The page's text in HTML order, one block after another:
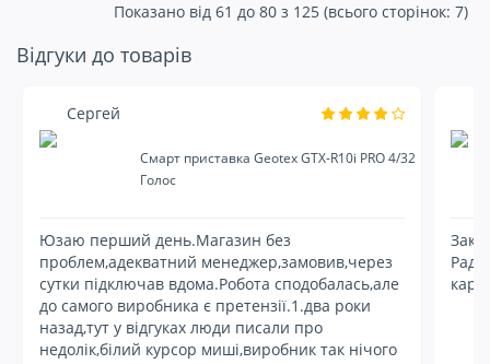
Показано від 61 до 80 з 125 (всього сторінок: 7)
Відгуки до товарів
Сергей
Смарт приставка Geotex GTX-R10i PRO 4/32
Голос
Юзаю перший день.Магазин без
проблем,адекватний менеджер,замовив,через
сутки підключав вдома.Робота сподобалась,але
до самого виробника є претензії.1.два роки
назад,тут у відгуках люди писали про
недолік,білий курсор миші,виробник так нічого
Рад,